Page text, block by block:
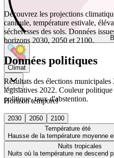
Climat
Horizon temporel
2030 2050
2100
Température été
Hausse de la température moyenne
Nuits tropicales
Nuits où la température ne descend
Découvrez les projections
canicule, température estivale,
sécheresses des sols. Données
horizons 2030, 2050 et 2100.
Données politiques
Résultats des élections
législatives 2022. Couleur
politique, taux d'abstention.